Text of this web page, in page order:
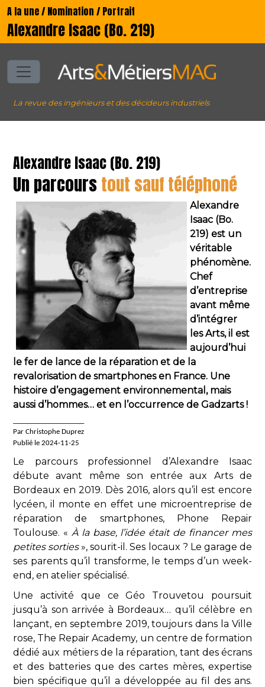
A la une / Nomination / Portrait
Alexandre Isaac (Bo. 219)
La revue des ingénieurs et des décideurs industriels
Alexandre Isaac (Bo. 219)
Un parcours tout sauf téléphoné
Alexandre
Isaac (Bo.
219) est un
véritable
phénomène.
Chef
d’entreprise
avant même
d’intégrer
les Arts, il est
aujourd’hui
le fer de lance de la réparation et de la
revalorisation de smartphones en France. Une
histoire d’engagement environnemental, mais
aussi d’hommes… et en l’occurrence de Gadzarts !
Par Christophe Duprez
Publié le 2024-11-25
Le parcours professionnel d’Alexandre Isaac
débute avant même son entrée aux Arts de
Bordeaux en 2019. Dès 2016, alors qu’il est encore
lycéen, il monte en effet une microentreprise de
réparation de smartphones, Phone Repair
Toulouse. « À la base, l’idée était de financer mes
petites sorties», sourit-il. Ses locaux ? Le garage de
ses parents qu’il transforme, le temps d’un week-
end, en atelier spécialisé.
Une activité que ce Géo Trouvetou poursuit
jusqu’à son arrivée à Bordeaux… qu’il célèbre en
lançant, en septembre 2019, toujours dans la Ville
rose, The Repair Academy, un centre de formation
dédié aux métiers de la réparation, tant des écrans
et des batteries que des cartes mères, expertise
bien spécifique qu’il a développée au fil des ans.